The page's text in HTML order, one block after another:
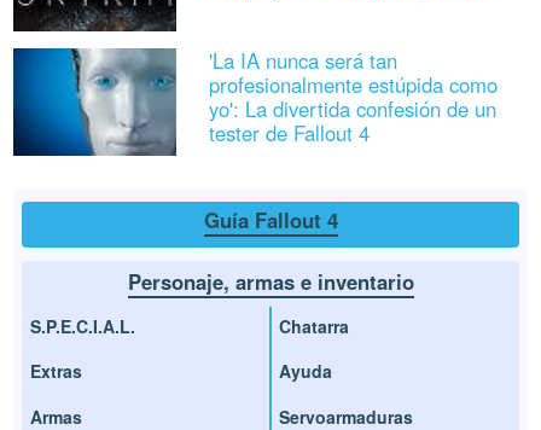
'La IA nunca será tan
profesionalmente estúpida como
yo': La divertida confesión de un
tester de Fallout 4
Guía Fallout 4
Personaje, armas e inventario
S.P.E.C.I.A.L.
Extras
Armas
Chatarra
Ayuda
Servoarmaduras